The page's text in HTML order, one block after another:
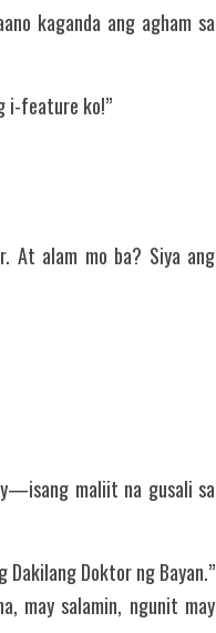
kaganda ang agham sa
i-feature ko!”
At alam mo ba? Siya ang
maliit na gusali sa
Dakilang Doktor ng Bayan.”
may salamin, ngunit may